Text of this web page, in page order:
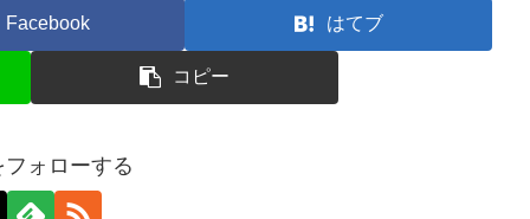
Facebook はてブ
コピー
ォローする